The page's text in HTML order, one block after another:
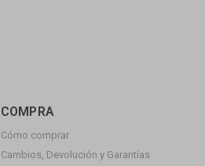
COMPRA
Cómo comprar
Cambios, Devolución y Garantías